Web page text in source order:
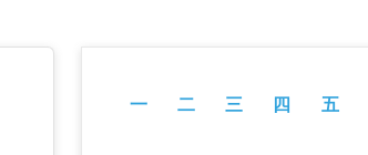
一 二 三 四 五